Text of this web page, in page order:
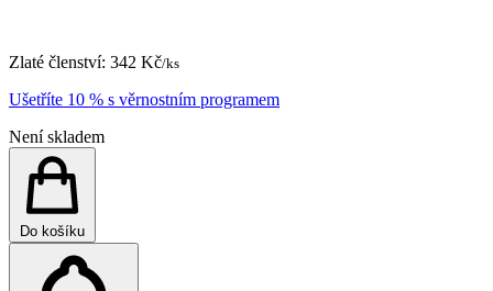
Zlaté členství: 342 Kč/ks
Ušetříte 10 % s věrnostním programem
Není skladem
Do košíku